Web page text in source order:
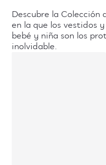
Descubre la Colección
en la que los vestidos
bebé y niña son los
inolvidable.